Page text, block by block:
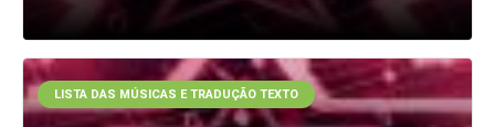
LISTA DAS MÚSICAS E TRADUÇÃO TEXTO